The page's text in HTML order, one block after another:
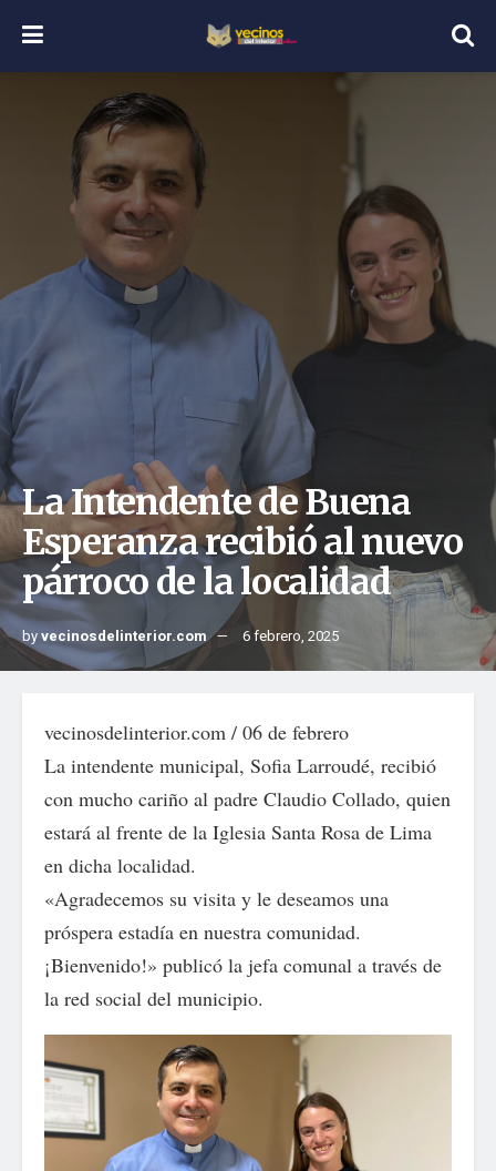
La Intendente de Buena
Esperanza recibió al nuevo
párroco de la localidad
byvecinosdelinterior.com 6 febrero, 2025
vecinosdelinterior.com / 06 de febrero
La intendente municipal, Sofia Larroudé, recibió
con mucho cariño al padre Claudio Collado, quien
estará al frente de la Iglesia Santa Rosa de Lima
en dicha localidad.
«Agradecemos su visita y le deseamos una
próspera estadía en nuestra comunidad.
¡Bienvenido!» publicó la jefa comunal a través de
la red social del municipio.